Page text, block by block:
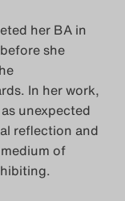
her BA in
she
In her work,
unexpected
reflection and
of